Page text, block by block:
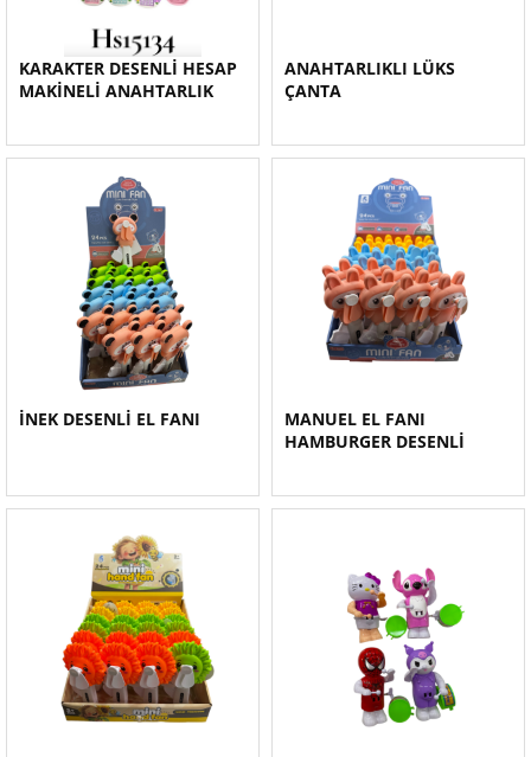
KARAKTER DESENLİ HESAP
MAKİNELİ ANAHTARLIK
ANAHTARLIKLI LÜKS
ÇANTA
İNEK DESENLİ EL FANI
MANUEL EL FANI
HAMBURGER DESENLİ